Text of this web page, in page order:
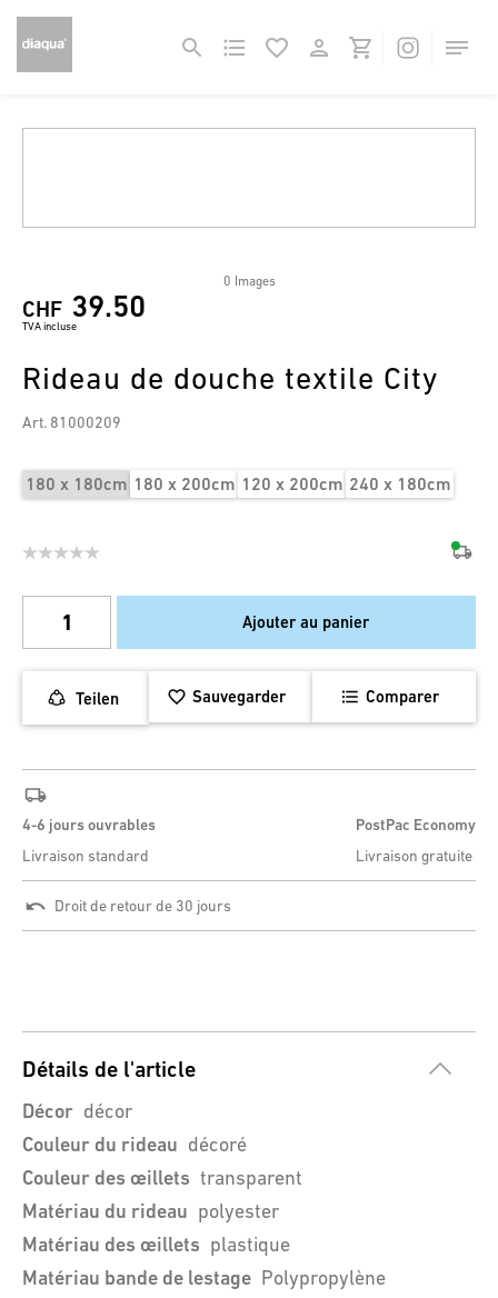
0 Images
CHF 39.50
TVA incluse
Rideau de douche textile City
Art. 81000209
180 x 180cm 180 x 200cm 120 x 200cm 240 x 180cm
Ajouter au panier
Teilen Sauvegarder Comparer
4-6 jours ouvrables
Livraison standard
PostPac Economy
Livraison gratuite
Droit de retour de 30 jours
Détails de l'article
Décor décor
Couleur du rideau décoré
Couleur des œillets transparent
Matériau du rideau polyester
Matériau des œillets plastique
Matériau bande de lestage Polypropylène